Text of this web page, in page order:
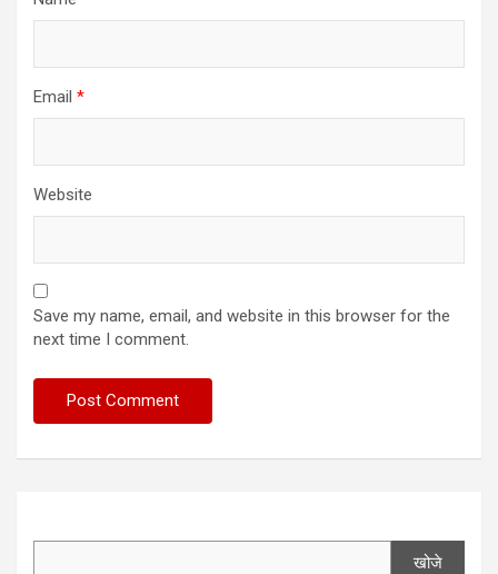
Email *
Website
Save my name, email, and website in this browser for the
next time I comment.
खोजे